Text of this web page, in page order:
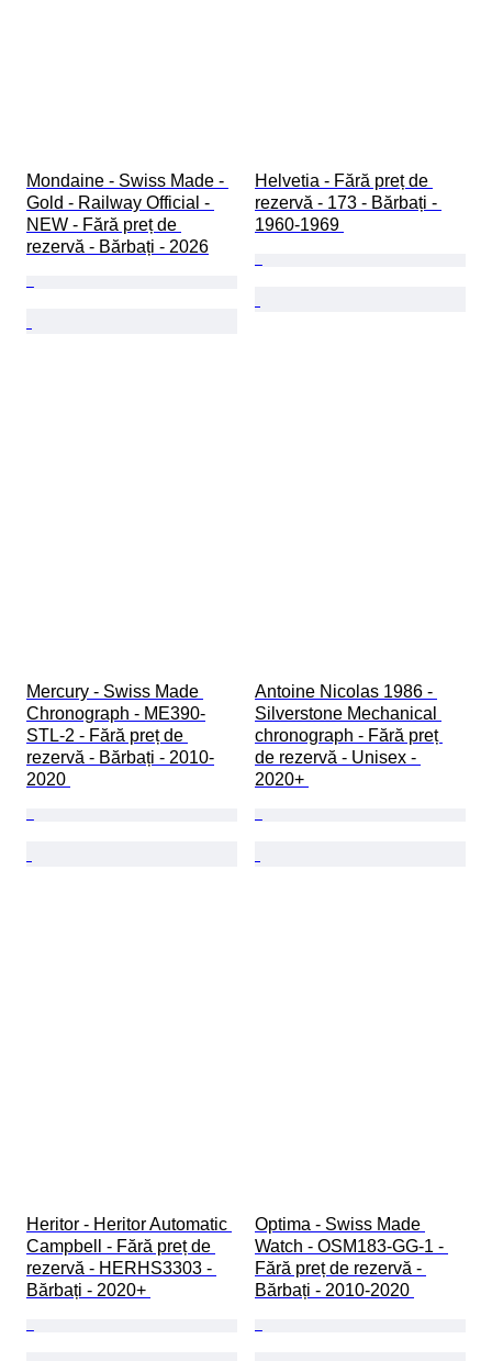
Mondaine - Swiss Made -
Gold - Railway Official -
NEW - Fără preț de
rezervă - Bărbați - 2026
Helvetia - Fără preț de
rezervă - 173 - Bărbați -
1960-1969
Mercury - Swiss Made
Chronograph - ME390-
STL-2 - Fără preț de
rezervă - Bărbați - 2010-
2020
Antoine Nicolas 1986 -
Silverstone Mechanical
chronograph - Fără preț
de rezervă - Unisex -
2020+
Heritor - Heritor Automatic
Campbell - Fără preț de
rezervă - HERHS3303 -
Bărbați - 2020+
Optima - Swiss Made
Watch - OSM183-GG-1 -
Fără preț de rezervă -
Bărbați - 2010-2020